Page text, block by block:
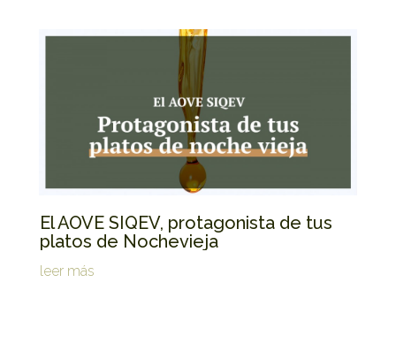
El AOVE SIQEV, protagonista de tus
platos de Nochevieja
leer más